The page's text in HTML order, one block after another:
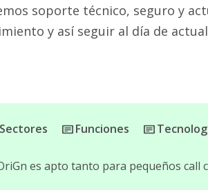
soporte técnico, seguro y
y así seguir al día de
Funciones
es apto tanto para pequeños